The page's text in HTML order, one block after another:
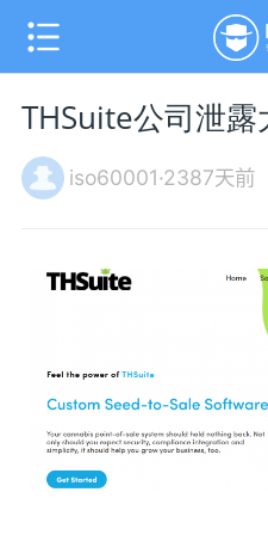
THSuite公司泄
iso60001·2387天前